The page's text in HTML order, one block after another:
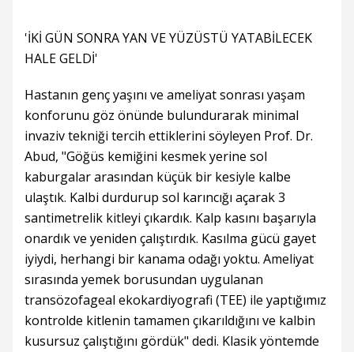
'İKİ GÜN SONRA YAN VE YÜZÜSTÜ YATABİLECEK
HALE GELDİ'
Hastanın genç yaşını ve ameliyat sonrası yaşam
konforunu göz önünde bulundurarak minimal
invaziv tekniği tercih ettiklerini söyleyen Prof. Dr.
Abud, "Göğüs kemiğini kesmek yerine sol
kaburgalar arasından küçük bir kesiyle kalbe
ulaştık. Kalbi durdurup sol karıncığı açarak 3
santimetrelik kitleyi çıkardık. Kalp kasını başarıyla
onardık ve yeniden çalıştırdık. Kasılma gücü gayet
iyiydi, herhangi bir kanama odağı yoktu. Ameliyat
sırasında yemek borusundan uygulanan
transözofageal ekokardiyografi (TEE) ile yaptığımız
kontrolde kitlenin tamamen çıkarıldığını ve kalbin
kusursuz çalıştığını gördük" dedi. Klasik yöntemde